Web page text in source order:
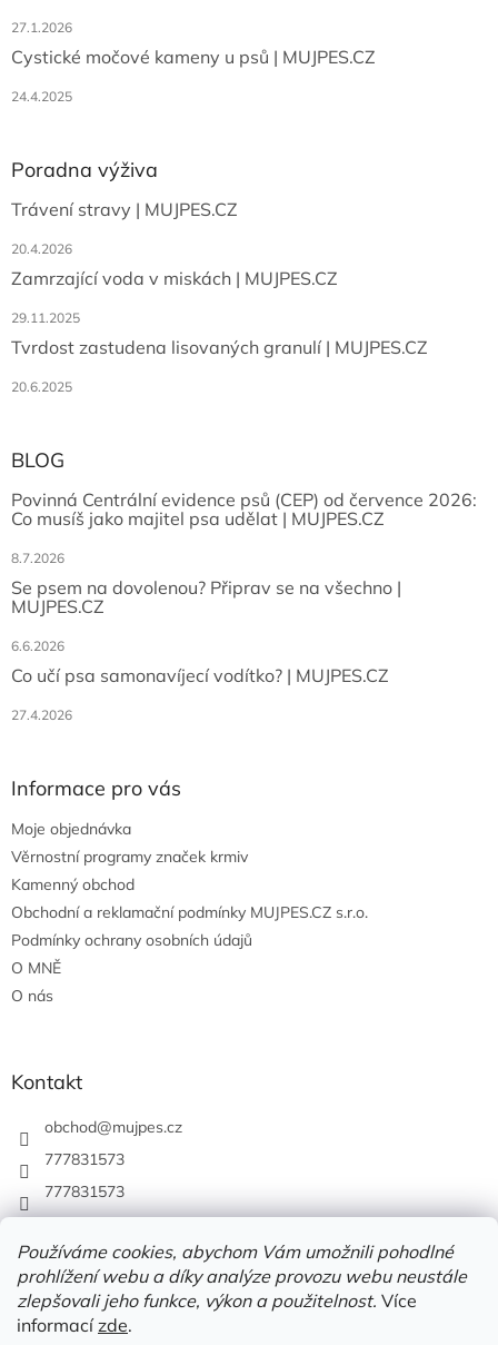
Používáme cookies, abychom Vám umožnili pohodlné
prohlížení webu a díky analýze provozu webu neustále
zlepšovali jeho funkce, výkon a použitelnost. Více
informacízde.
27.1.2026
Cystické močové kameny u psů | MUJPES.CZ
24.4.2025
Poradna výživa
Trávení stravy | MUJPES.CZ
20.4.2026
Zamrzající voda v miskách | MUJPES.CZ
29.11.2025
Tvrdost zastudena lisovaných granulí | MUJPES.CZ
20.6.2025
BLOG
Povinná Centrální evidence psů (CEP) od července 2026:
Co musíš jako majitel psa udělat | MUJPES.CZ
8.7.2026
Se psem na dovolenou? Připrav se na všechno |
MUJPES.CZ
6.6.2026
Co učí psa samonavíjecí vodítko? | MUJPES.CZ
27.4.2026
Informace pro vás
Moje objednávka
Věrnostní programy značek krmiv
Kamenný obchod
Obchodní a reklamační podmínky MUJPES.CZ s.r.o.
Podmínky ochrany osobních údajů
O MNĚ
O nás
Kontakt
obchod@mujpes.cz
777831573
777831573